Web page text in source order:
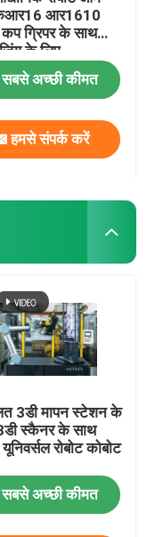
आर1610
ग्रिपर के साथ
के लिए
अनुकूलित ग्रिपर
सबसे अच्छी कीमत
हमसे संपर्क करें
3डी मापन स्टेशन के
स्कैनर के साथ
रोबोट कोबोट
सबसे अच्छी कीमत